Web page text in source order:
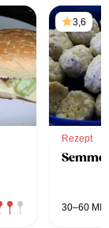
3,6
Rezept
30–60 MIN